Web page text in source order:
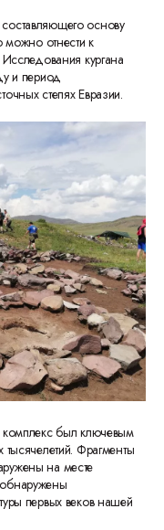
основу
можно отнести к
кургана
и период
степях Евразии.
комплекс был ключевым
Фрагменты
на месте
первых веков нашей